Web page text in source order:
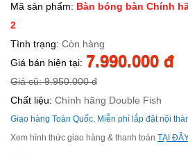
Mã sản phẩm: Bàn bóng bàn Chính
2
Tình trạng: Còn hàng
Giá bán hiện tại: 7.990.000 đ
Giá cũ: 9.950.000 đ
Chất liệu: Chính hãng Double Fish
Giao hàng Toàn Quốc, Miễn phí lắp đặt nội
Xem hình thức giao hàng & thanh toán TẠI